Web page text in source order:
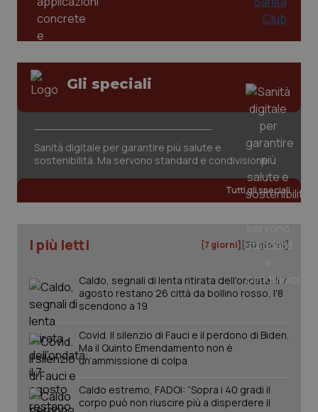
Gli speciali
Sanità digitale per garantire più salute e
sostenibilità. Ma servono standard e condivisione
Tutti gli speciali
I più letti [7 giorni] [30 giorni]
Caldo, segnali di lenta ritirata dell'ondata: il 7
agosto restano 26 città da bollino rosso, l'8
scendono a 19
Covid. Il silenzio di Fauci e il perdono di Biden.
Ma il Quinto Emendamento non è
un’ammissione di colpa
Caldo estremo, FADOI: “Sopra i 40 gradi il
corpo può non riuscire più a disperdere il
tracking-sites-ironfish-
www.quotidianosanita.it
2
session-id
www.quotidianosanita.it
2
_ga
Google LLC